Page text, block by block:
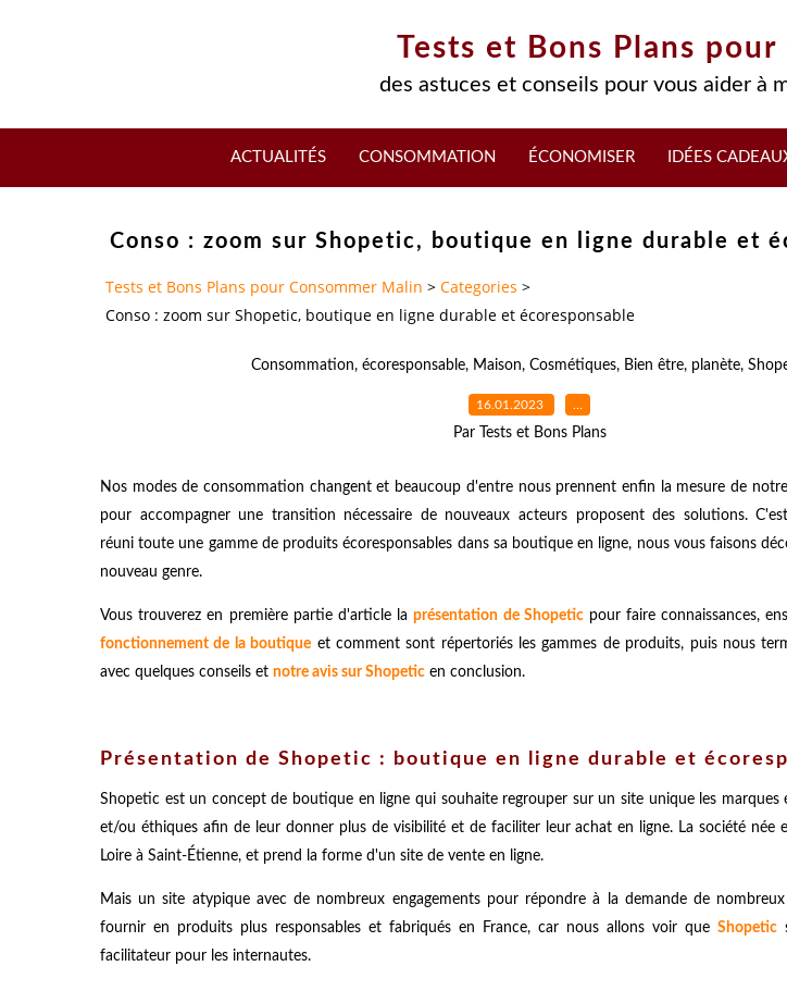
Tests et Bons Plans
des astuces et conseils pour vous aider à
ACTUALITÉS CONSOMMATION ÉCONOMISER IDÉES
Conso : zoom sur Shopetic, boutique en ligne durable et
Tests et Bons Plans pour Consommer Malin > Categories >
Conso : zoom sur Shopetic, boutique en ligne durable et écoresponsable
Consommation, écoresponsable, Maison, Cosmétiques, Bien être, planète,
16.01.2023 …
Par Tests et Bons Plans
Nos modes de consommation changent et beaucoup d'entre nous prennent enfin la mesure de
pour accompagner une transition nécessaire de nouveaux acteurs proposent des solutions.
réuni toute une gamme de produits écoresponsables dans sa boutique en ligne, nous vous faisons
nouveau genre.
Vous trouverez en première partie d'article laprésentation de Shopeticpour faire connaissances,
fonctionnement de la boutique et comment sont répertoriés les gammes de produits, puis nous
avec quelques conseils et notre avis sur Shopetic en conclusion.
Présentation de Shopetic : boutique en ligne durable et
Shopetic est un concept de boutique en ligne qui souhaite regrouper sur un site unique les marques
et/ou éthiques afin de leur donner plus de visibilité et de faciliter leur achat en ligne. La société née
Loire à Saint-Étienne, et prend la forme d'un site de vente en ligne.
Mais un site atypique avec de nombreux engagements pour répondre à la demande de
fournir en produits plus responsables et fabriqués en France, car nous allons voir que Shopetic
facilitateur pour les internautes.